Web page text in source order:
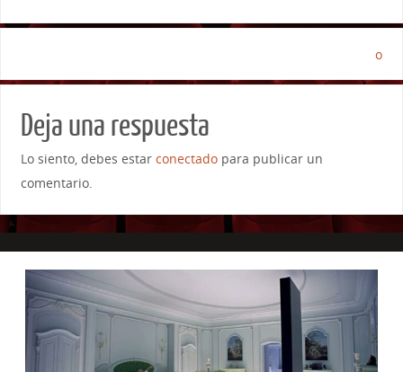
o
Deja una respuesta
Lo siento, debes estar conectadopara publicar un
comentario.